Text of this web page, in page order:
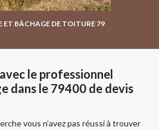
ET BÂCHAGE DE TOITURE 79
le professionnel
dans le 79400 de devis
vous n’avez pas réussi à trouver